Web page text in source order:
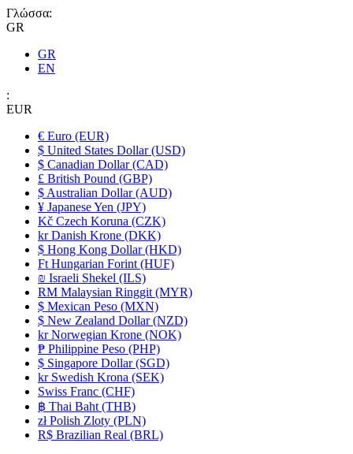
Γλώσσα:
GR
GR
EN
:
EUR
€ Euro (EUR)
$ United States Dollar (USD)
$ Canadian Dollar (CAD)
£ British Pound (GBP)
$ Australian Dollar (AUD)
¥ Japanese Yen (JPY)
Kč Czech Koruna (CZK)
kr Danish Krone (DKK)
$ Hong Kong Dollar (HKD)
Ft Hungarian Forint (HUF)
₪ Israeli Shekel (ILS)
RM Malaysian Ringgit (MYR)
$ Mexican Peso (MXN)
$ New Zealand Dollar (NZD)
kr Norwegian Krone (NOK)
₱ Philippine Peso (PHP)
$ Singapore Dollar (SGD)
kr Swedish Krona (SEK)
Swiss Franc (CHF)
฿ Thai Baht (THB)
zł Polish Zloty (PLN)
R$ Brazilian Real (BRL)